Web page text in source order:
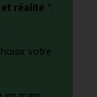
réalité ".
votre